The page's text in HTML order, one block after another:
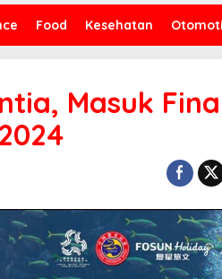
Food Kesehatan
Masuk